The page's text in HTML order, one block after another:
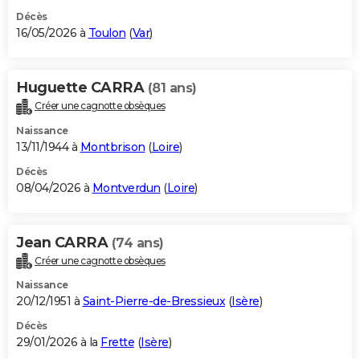
Décès
16/05/2026 à Toulon (Var)
Huguette CARRA (81 ans)
Créer une cagnotte obsèques
Naissance
13/11/1944 à Montbrison (Loire)
Décès
08/04/2026 à Montverdun (Loire)
Jean CARRA (74 ans)
Créer une cagnotte obsèques
Naissance
20/12/1951 à Saint-Pierre-de-Bressieux(Isère)
Décès
29/01/2026 à la Frette (Isère)